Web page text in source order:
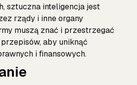
sztuczna inteligencja jest
rządy i inne organy
muszą znać i przestrzegać
aby uniknąć
i finansowych.